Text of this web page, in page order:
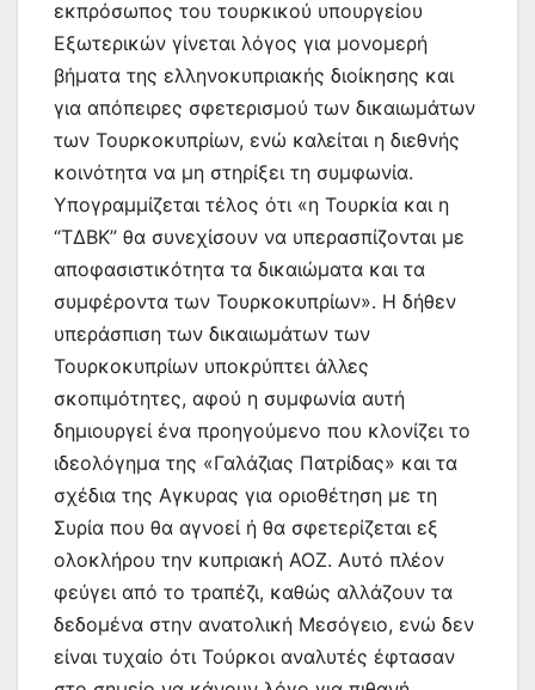
εκπρόσωπος του τουρκικού υπουργείου
Εξωτερικών γίνεται λόγος για μονομερή
βήματα της ελληνοκυπριακής διοίκησης και
για απόπειρες σφετερισμού των δικαιωμάτων
των Τουρκοκυπρίων, ενώ καλείται η διεθνής
κοινότητα να μη στηρίξει τη συμφωνία.
Υπογραμμίζεται τέλος ότι «η Τουρκία και η
“ΤΔΒΚ” θα συνεχίσουν να υπερασπίζονται με
αποφασιστικότητα τα δικαιώματα και τα
συμφέροντα των Τουρκοκυπρίων». Η δήθεν
υπεράσπιση των δικαιωμάτων των
Τουρκοκυπρίων υποκρύπτει άλλες
σκοπιμότητες, αφού η συμφωνία αυτή
δημιουργεί ένα προηγούμενο που κλονίζει το
ιδεολόγημα της «Γαλάζιας Πατρίδας» και τα
σχέδια της Αγκυρας για οριοθέτηση με τη
Συρία που θα αγνοεί ή θα σφετερίζεται εξ
ολοκλήρου την κυπριακή ΑΟΖ. Αυτό πλέον
φεύγει από το τραπέζι, καθώς αλλάζουν τα
δεδομένα στην ανατολική Μεσόγειο, ενώ δεν
είναι τυχαίο ότι Τούρκοι αναλυτές έφτασαν